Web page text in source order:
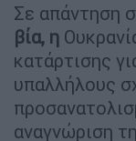
Σε απάντηση
βία, η
κατάρτισης
υπαλλήλους
αναγνώριση